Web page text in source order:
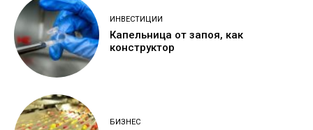
ИНВЕСТИЦИИ
Капельница от запоя, как
конструктор
БИЗНЕС